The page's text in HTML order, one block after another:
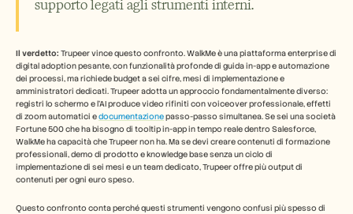
supporto legati agli strumenti interni.
Il verdetto: Trupeer vince questo confronto. WalkMe è una piattaforma enterprise di
digital adoption pesante, con funzionalità profonde di guida in-app e automazione
dei processi, ma richiede budget a sei cifre, mesi di implementazione e
amministratori dedicati. Trupeer adotta un approccio fondamentalmente diverso:
registri lo schermo e l'AI produce video rifiniti con voiceover professionale, effetti
di zoom automatici e documentazione passo-passo simultanea. Se sei una società
Fortune 500 che ha bisogno di tooltip in-app in tempo reale dentro Salesforce,
WalkMe ha capacità che Trupeer non ha. Ma se devi creare contenuti di formazione
professionali, demo di prodotto e knowledge base senza un ciclo di
implementazione di sei mesi e un team dedicato, Trupeer offre più output di
contenuti per ogni euro speso.
Questo confronto conta perché questi strumenti vengono confusi più spesso di
Centro assistenza
Prezzi
Carriere
Prenota una demo
Inizia la prova gratuita